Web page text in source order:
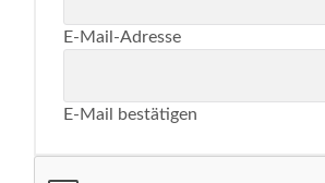
E-Mail-Adresse
E-Mail bestätigen